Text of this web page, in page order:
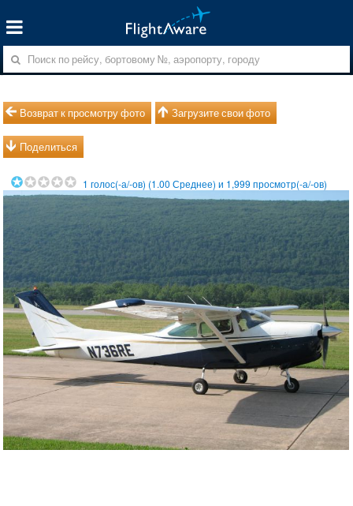
Возврат к просмотру фото Загрузите свои фото
Поделиться
1 голос(-а/-ов) (1.00 Среднее) и 1,999 просмотр(-а/-ов)